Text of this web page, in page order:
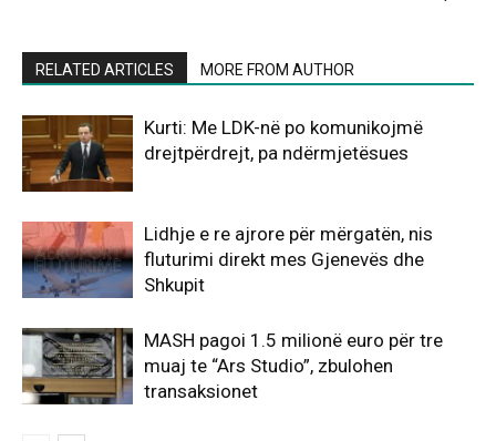
RELATED ARTICLES MORE FROM AUTHOR
Kurti: Me LDK-në po komunikojmë
drejtpërdrejt, pa ndërmjetësues
Lidhje e re ajrore për mërgatën, nis
fluturimi direkt mes Gjenevës dhe
Shkupit
MASH pagoi 1.5 milionë euro për tre
muaj te “Ars Studio”, zbulohen
transaksionet